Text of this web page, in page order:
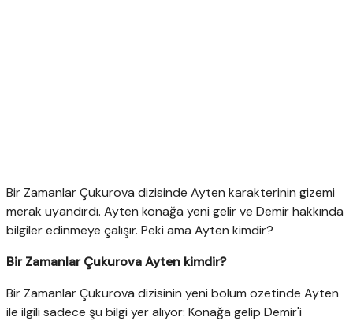
Bir Zamanlar Çukurova dizisinde Ayten karakterinin gizemi
merak uyandırdı. Ayten konağa yeni gelir ve Demir hakkında
bilgiler edinmeye çalışır. Peki ama Ayten kimdir?
Bir Zamanlar Çukurova Ayten kimdir?
Bir Zamanlar Çukurova dizisinin yeni bölüm özetinde Ayten
ile ilgili sadece şu bilgi yer alıyor: Konağa gelip Demir'i